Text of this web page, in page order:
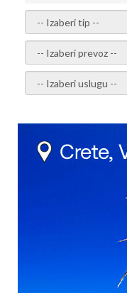
- izaberi tip -
- izaberi prevoz -
- Izaberite uslugu -